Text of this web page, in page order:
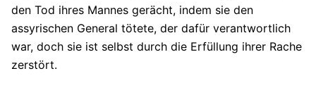
den Tod ihres Mannes gerächt, indem sie den
assyrischen General tötete, der dafür verantwortlich
war, doch sie ist selbst durch die Erfüllung ihrer Rache
zerstört.